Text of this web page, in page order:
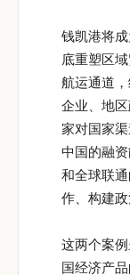
钱凯港将
底重塑区
航运通道
企业、地
家对国家
中国的融
和全球联
作、构建政
这两个案
国经济产